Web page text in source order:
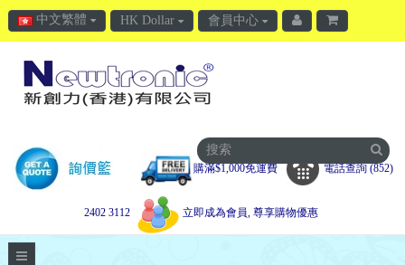
中文繁體 HK Dollar 會員中心
購滿$1,000免運費 電話查詢 (852)
2402 3112 立即成為會員, 尊享購物優惠